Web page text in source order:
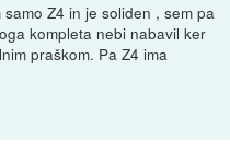
Z4 in je soliden , sem pa
kompleta nebi nabavil ker
praškom. Pa Z4 ima